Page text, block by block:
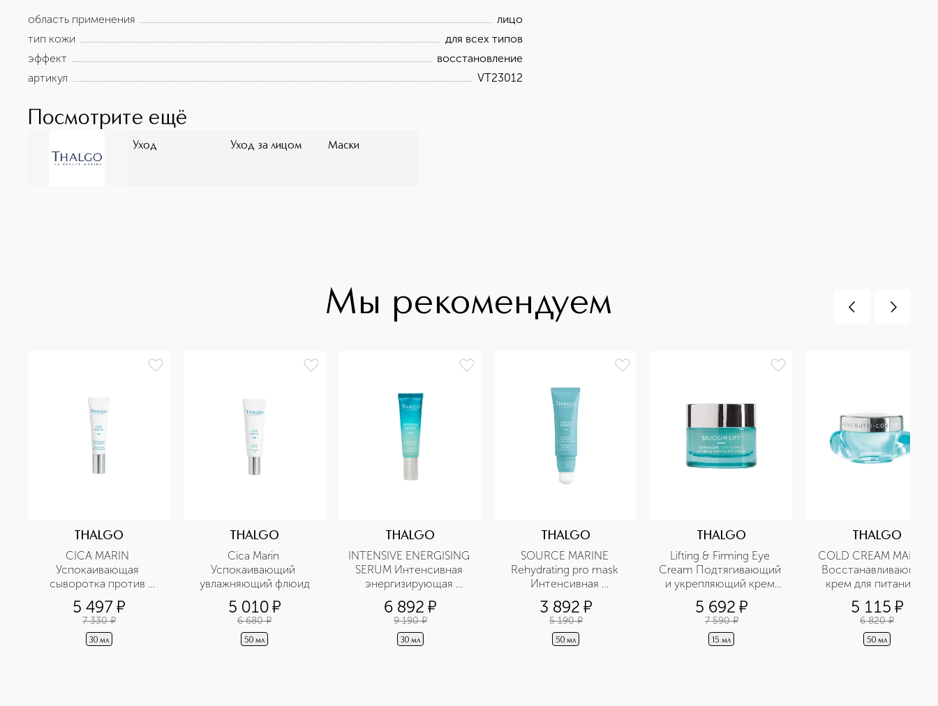
восстанавливает
область применения
лицо
тип кожи
для всех типов
эффект
восстановление
артикул
VT23012
Посмотрите ещё
Уход Уход за лицом Маски
Мы рекомендуем
THALGO
СICA MARIN
Успокаивающая
сыворотка против
покраснений
5 497¤
7 330 ¤
30 мл
THALGO
Сica Marin
Успокаивающий
увлажняющий флюид
5 010¤
6 680 ¤
50 мл
THALGO
INTENSIVE ENERGISING
SERUM Интенсивная
энергизирующая
детокс сыворотка
6 892 ¤
9 190 ¤
30 мл
THALGO
SOURCE MARINE
Rehydrating pro mask
Интенсивная
увлажняющая маска
3 892 ¤
5 190 ¤
50 мл
THALGO
Lifting & Firming Eye
Cream Подтягивающий
и укрепляющий крем
для глаз
5 692 ¤
7 590 ¤
15 мл
THALGO
COLD CREAM MARINE
Восстанавливающий
крем для питания и
комфорта кожи
5 115 ¤
6 820 ¤
50 мл